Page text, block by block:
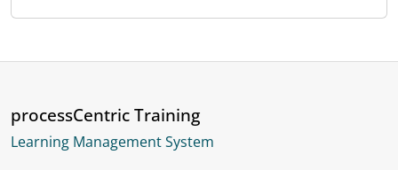
processCentric Training
Learning Management System